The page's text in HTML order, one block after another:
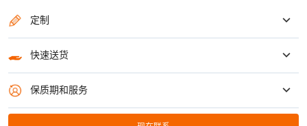
定制
快速送货
保质期和服务
1年免费维护（电机、变频器、PLC、臂架保修18个月）